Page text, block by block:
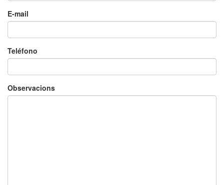
E-mail
Teléfono
Observacions